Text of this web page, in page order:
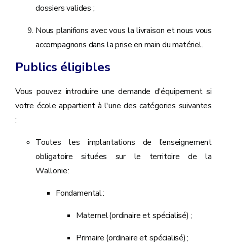
dossiers valides ;
Nous planifions avec vous la livraison et nous vous
accompagnons dans la prise en main du matériel.
Publics éligibles
Vous pouvez introduire une demande d'équipement si
votre école appartient à l'une des catégories suivantes
:
Toutes les implantations de l’enseignement
obligatoire situées sur le territoire de la
Wallonie :
Fondamental :
Maternel (ordinaire et spécialisé) ;
Primaire (ordinaire et spécialisé) ;